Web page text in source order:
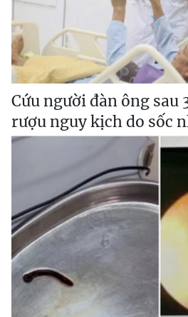
Cứu người đàn ông sau
rượu nguy kịch do sốc